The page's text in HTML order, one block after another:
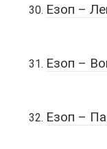
Езоп –
Езоп –
Езоп –